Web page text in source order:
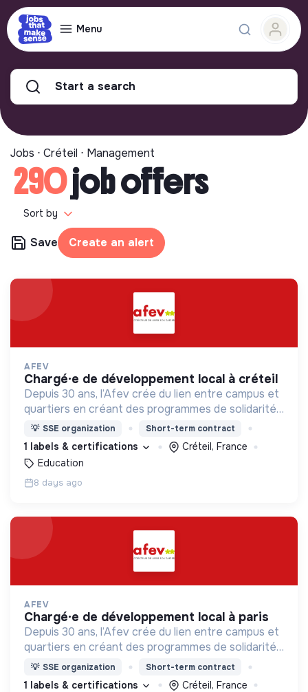
Menu
Start a search
Jobs ⋅ Créteil ⋅ Management
290job offers
Sort by
Save Create an alert
AFEV
chargé·e de développement local à créteil
Depuis 30 ans, l’Afev crée du lien entre campus et
quartiers en créant des programmes de solidarité
où des milliers d’étudiant·es s’engagent auprès des
jeunes.
💡 SSE organization Short-term contract
1 labels & certifications
Créteil, France
Education
8 days ago
AFEV
chargé·e de développement local à paris
Depuis 30 ans, l’Afev crée du lien entre campus et
quartiers en créant des programmes de solidarité
où des milliers d’étudiant·es s’engagent auprès des
jeunes.
💡 SSE organization Short-term contract
1 labels & certifications
Créteil, France